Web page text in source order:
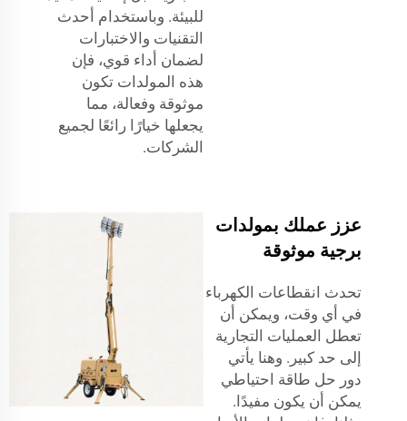
للبيئة. وباستخدام أحدث
التقنيات والاختبارات
لضمان أداء قوي، فإن
هذه المولدات تكون
موثوقة وفعالة، مما
يجعلها خيارًا رائعًا لجميع
الشركات.
عزز عملك بمولدات
برجية موثوقة
تحدث انقطاعات الكهرباء
في أي وقت، ويمكن أن
تعطل العمليات التجارية
إلى حد كبير. وهنا يأتي
دور حل طاقة احتياطي
يمكن أن يكون مفيدًا.